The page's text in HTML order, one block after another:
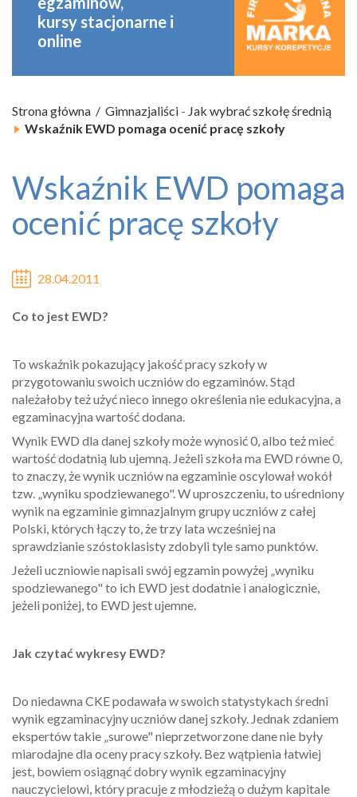
kursy stacjonarne i
online
Strona główna Gimnazjaliści - Jak wybrać szkołę średnią
Wskaźnik EWD pomaga ocenić pracę szkoły
Wskaźnik EWD pomaga
ocenić pracę szkoły
28.04.2011
Co to jest EWD?
To wskaźnik pokazujący jakość pracy szkoły w
przygotowaniu swoich uczniów do egzaminów. Stąd
należałoby też użyć nieco innego określenia nie edukacyjna, a
egzaminacyjna wartość dodana.
Wynik EWD dla danej szkoły może wynosić 0, albo też mieć
wartość dodatnią lub ujemną. Jeżeli szkoła ma EWD równe 0,
to znaczy, że wynik uczniów na egzaminie oscylował wokół
tzw. „wyniku spodziewanego". W uproszczeniu, to uśredniony
wynik na egzaminie gimnazjalnym grupy uczniów z całej
Polski, których łączy to, że trzy lata wcześniej na
sprawdzianie szóstoklasisty zdobyli tyle samo punktów.
Jeżeli uczniowie napisali swój egzamin powyżej „wyniku
spodziewanego" to ich EWD jest dodatnie i analogicznie,
jeżeli poniżej, to EWD jest ujemne.
Jak czytać wykresy EWD?
Do niedawna CKE podawała w swoich statystykach średni
wynik egzaminacyjny uczniów danej szkoły. Jednak zdaniem
ekspertów takie „surowe" nieprzetworzone dane nie były
miarodajne dla oceny pracy szkoły. Bez wątpienia łatwiej
jest, bowiem osiągnąć dobry wynik egzaminacyjny
nauczycielowi, który pracuje z młodzieżą o dużym kapitale